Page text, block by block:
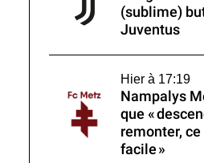
(sublime)
Juventus
Hier à 17:19
Nampalys
que «
remonter, ce
facile »